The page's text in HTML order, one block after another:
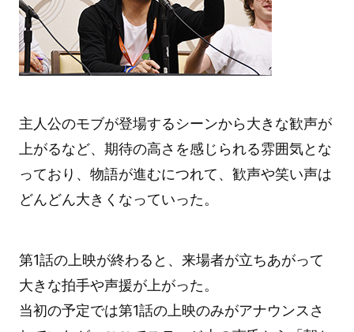
主人公のモブが登場するシーンから大きな歓声が
上がるなど、期待の高さを感じられる雰囲気とな
っており、物語が進むにつれて、歓声や笑い声は
どんどん大きくなっていった。
第1話の上映が終わると、来場者が立ちあがって
大きな拍手や声援が上がった。
当初の予定では第1話の上映のみがアナウンスさ